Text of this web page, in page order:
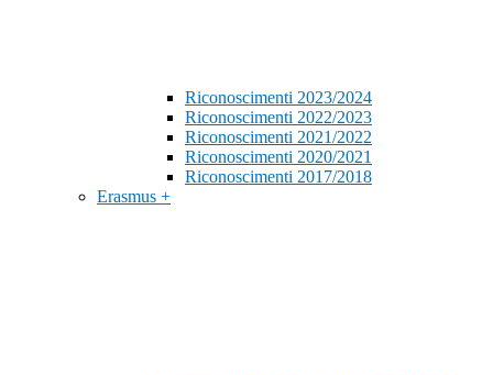
Riconoscimenti 2023/2024
Riconoscimenti 2022/2023
Riconoscimenti 2021/2022
Riconoscimenti 2020/2021
Riconoscimenti 2017/2018
Erasmus +